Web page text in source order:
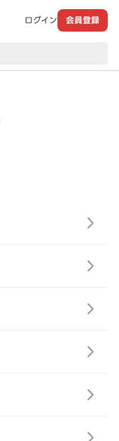
ログイン 会員登録